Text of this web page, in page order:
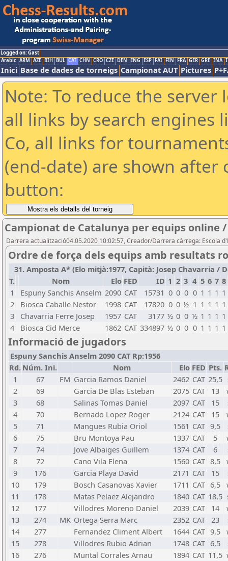
Logged on: Gast
Arabic ARM AZE BIH BUL CAT CHN CRO CZE DEN ENG ESP FAI FIN FRA GER GRE INA
Inici Base de dades de torneigs Campionat AUT Pictures
Note: To reduce the
all links by search engines
Co, all links for
(end-date) are shown
button:
Campionat de Catalunya per equips online
Darrera actualització04.05.2020 10:02:57, Creador/Darrera càrrega: Escola
Ordre de força dels equips amb resultats
31. Amposta A* (Elo mitjà:1977, Capità: Josep Chavarria /
T.
Nom Elo FED ID 1 2 3 4 5 6 7 8
1
Espuny Sanchis Anselm 2090 CAT 15731 0 0 0 0 1 1 1 1
2
Biosca Caballe Nestor 1998 CAT 17820 0 0 ½ 1 1 1 1 1
3
Chavarria Ferre Josep 1957 CAT 3177 ½ 0 0 ½ 1 1 1 1
4
Biosca Cid Merce 1862 CAT 334897 ½ 0 0 0 1 1 1 1
Informació de jugadors
Espuny Sanchis Anselm 2090 CAT Rp:1956
Rd. Núm. Ini. Nom Elo FED Pts.
1
67 FM Garcia Ramos Daniel 2462 CAT 25,5
2
69 Garcia De Blas Esteban 2075 CAT 13
3
68 Salinas Tomas Daniel 2097 CAT 15
4
70 Bernado Lopez Roger 2124 CAT 15
5
71 Mangues Rubia Oriol 1561 CAT 9,5
6
75 Bru Montoya Pau 1337 CAT 5
7
74 Jove Albaiges Guillem 1374 CAT 6
8
72 Cano Vila Elena 1560 CAT 8,5
9
176 Garcia Playa David 2171 CAT 15
10
179 Bosch Casanovas Xavier 1711 CAT 6,5
11
178 Matas Pelaez Alejandro 1840 CAT 18,5
12
177 Villodres Moreno Daniel 2039 CAT 14
13
274 MK Ortega Serra Marc 2352 CAT 23
14
277 Fernandez Climent Albert 1644 CAT 9,5
15
278 Villodres Rubio Adrian 1748 CAT 6,5
16
276 Muntal Corrales Arnau 1894 CAT 11,5